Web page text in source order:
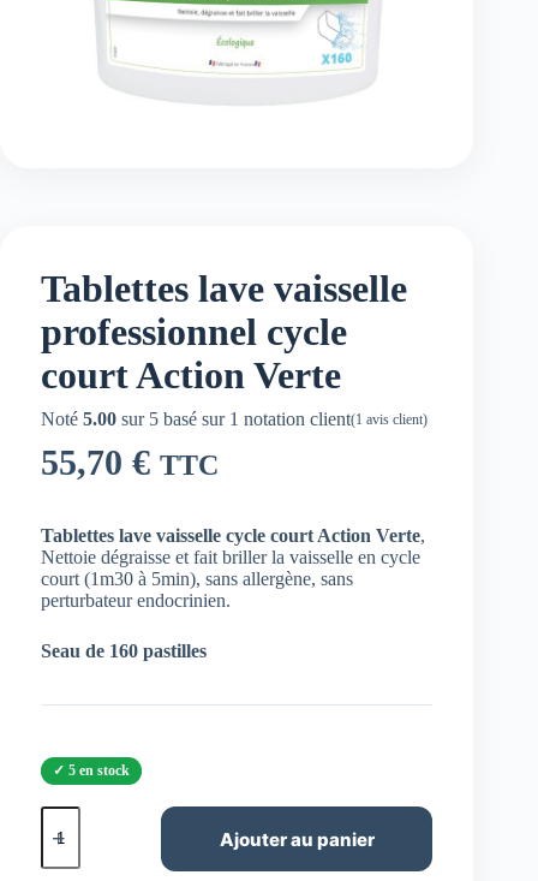
Tablettes lave vaisselle
professionnel cycle
court Action Verte
Noté 5.00 sur 5 basé sur 1 notation client(1 avis client)
55,70 € TTC
Tablettes lave vaisselle cycle court Action Verte,
Nettoie dégraisse et fait briller la vaisselle en cycle
court (1m30 à 5min), sans allergène, sans
perturbateur endocrinien.
Seau de 160 pastilles
5 en stock
quantité
de
Ajouter au panier